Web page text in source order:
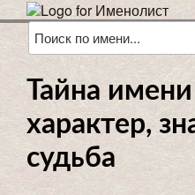
Тайна
характер,
судьба